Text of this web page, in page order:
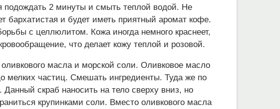
подождать 2 минуты и смыть теплой водой. Не
бархатистая и будет иметь приятный аромат кофе.
с целлюлитом. Кожа иногда немного краснеет,
что делает кожу теплой и розовой.
масла и морской соли. Оливковое масло
мелких частиц. Смешать ингредиенты. Туда же по
скраб наносить на тело сверху вниз, но
крупинками соли. Вместо оливкового масла